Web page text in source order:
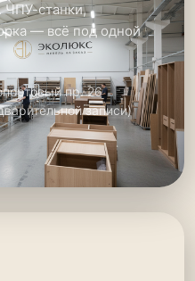
ЧПУ-станки,
— всё под одной
пр. 26
записи)